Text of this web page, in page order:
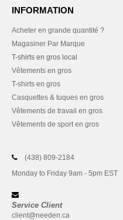
INFORMATION
Acheter en grande quantité ?
Magasiner Par Marque
T-shirts en gros local
Vêtements en gros
T-shirts en gros
Casquettes & tuques en gros
Vêtements de travail en gros
Vêtements de sport en gros
(438) 809-2184
Monday to Friday 9am - 5pm EST
Service Client
client@needen.ca